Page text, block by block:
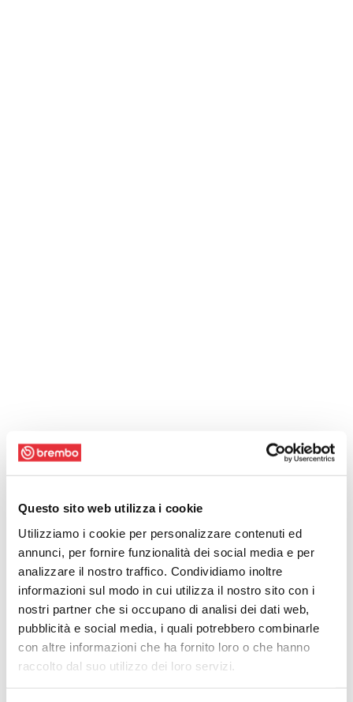
Questo sito web utilizza i cookie
Utilizziamo i cookie per personalizzare contenuti ed
annunci, per fornire funzionalità dei social media e per
analizzare il nostro traffico. Condividiamo inoltre
informazioni sul modo in cui utilizza il nostro sito con i
nostri partner che si occupano di analisi dei dati web,
pubblicità e social media, i quali potrebbero combinarle
con altre informazioni che ha fornito loro o che hanno
raccolto dal suo utilizzo dei loro servizi.